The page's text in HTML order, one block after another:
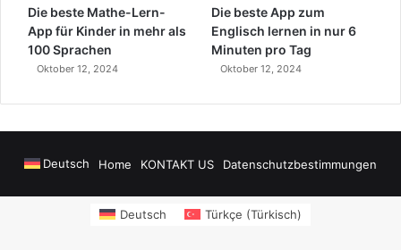
Die beste Mathe-Lern-
App für Kinder in mehr als
100 Sprachen
Oktober 12, 2024
Die beste App zum
Englisch lernen in nur 6
Minuten pro Tag
Oktober 12, 2024
Deutsch Home KONTAKT US Datenschutzbestimmungen
Deutsch Türkçe (Türkisch)